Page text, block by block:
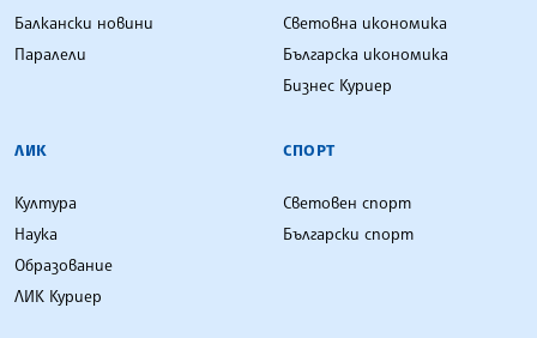
Балкански новини
Паралели
Световна икономика
Българска икономика
Бизнес Куриер
ЛИК
Култура
Наука
Образование
ЛИК Куриер
СПОРТ
Световен спорт
Български спорт